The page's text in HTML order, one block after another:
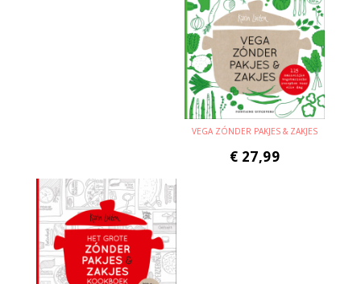
VEGA ZÓNDER PAKJES & ZAKJES
€ 27,99